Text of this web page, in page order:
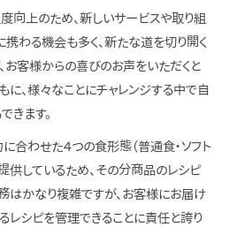
向上のため、新しいサービスや取り組
わる機会も多く、新たな道を切り開く
お客様からの喜びのお声をいただくと
に、様々なことにチャレンジする中で自
きます。
合わせた４つの食形態（普通食・ソフト
供しているため、その分商品のレシピ
はかなり複雑ですが、お客様にお届け
レシピを管理できることに責任と誇り